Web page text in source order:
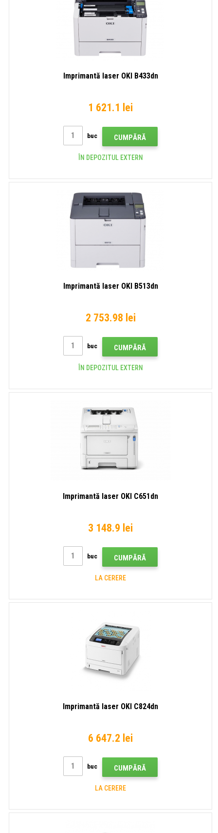
Imprimantă laser OKI B433dn
1 621.1 lei
buc CUMPĂRĂ
ÎN DEPOZITUL EXTERN
Imprimantă laser OKI B513dn
2 753.98 lei
buc CUMPĂRĂ
ÎN DEPOZITUL EXTERN
Imprimantă laser OKI C651dn
3 148.9 lei
buc CUMPĂRĂ
LA CERERE
Imprimantă laser OKI C824dn
6 647.2 lei
buc CUMPĂRĂ
LA CERERE